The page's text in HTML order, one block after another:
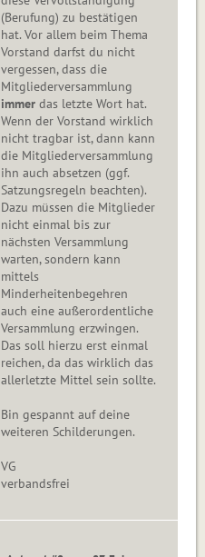
(Berufung) zu bestätigen
hat. Vor allem beim Thema
Vorstand darfst du nicht
vergessen, dass die
Mitgliederversammlung
immer das letzte Wort hat.
Wenn der Vorstand wirklich
nicht tragbar ist, dann kann
die Mitgliederversammlung
ihn auch absetzen (ggf.
Satzungsregeln beachten).
Dazu müssen die Mitglieder
nicht einmal bis zur
nächsten Versammlung
warten, sondern kann
mittels
Minderheitenbegehren
auch eine außerordentliche
Versammlung erzwingen.
Das soll hierzu erst einmal
reichen, da das wirklich das
allerletzte Mittel sein sollte.
Bin gespannt auf deine
weiteren Schilderungen.
VG
verbandsfrei